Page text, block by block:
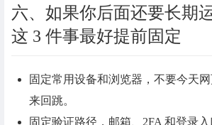
六、如果你后面还要长期
这 3 件事最好提前固定
固定常用设备和浏览器，不要今天
来回跳。
固定验证路径，邮箱、2FA 和登录